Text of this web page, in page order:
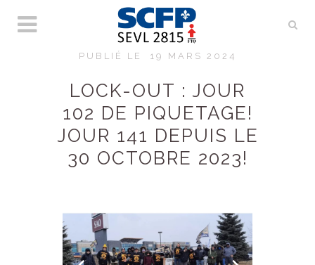
PUBLIÉ LE 19 MARS 2024
LOCK-OUT : JOUR
102 DE PIQUETAGE!
JOUR 141 DEPUIS LE
30 OCTOBRE 2023!